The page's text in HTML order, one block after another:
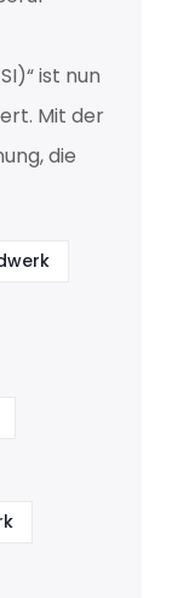
ist nun
Mit der
die